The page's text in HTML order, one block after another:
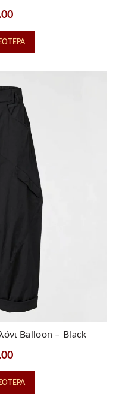
Η
τρέχουσα
τιμή
€71.00.
Balloon – Black
Η
τρέχουσα
τιμή